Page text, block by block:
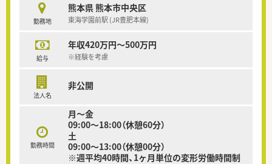
勤務地
熊本県 熊本市中央区
東海学園前駅 (JR豊肥本線)
給与
年収420万円～500万円
※経験を考慮
法人名
非公開
勤務時間
月～金
09:00～18:00（休憩60分）
土
09:00～13:00（休憩00分）
※週平均40時間、1ヶ月単位の変形労働時間制